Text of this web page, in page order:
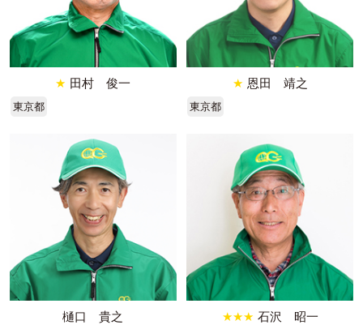
★ 田村 俊一
東京都
★ 恩田 靖之
東京都
樋口 貴之 ★★★ 石沢 昭一